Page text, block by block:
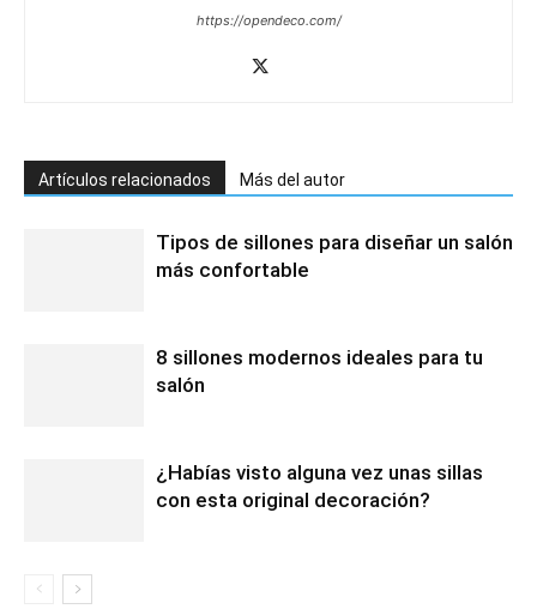
https://opendeco.com/
Artículos relacionados Más del autor
Tipos de sillones para diseñar un salón
más confortable
8 sillones modernos ideales para tu
salón
¿Habías visto alguna vez unas sillas
con esta original decoración?